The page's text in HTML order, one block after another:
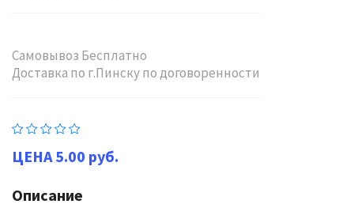
Самовывоз Бесплатно
Доставка по г.Пинску по договоренности
5.00 руб.
Описание